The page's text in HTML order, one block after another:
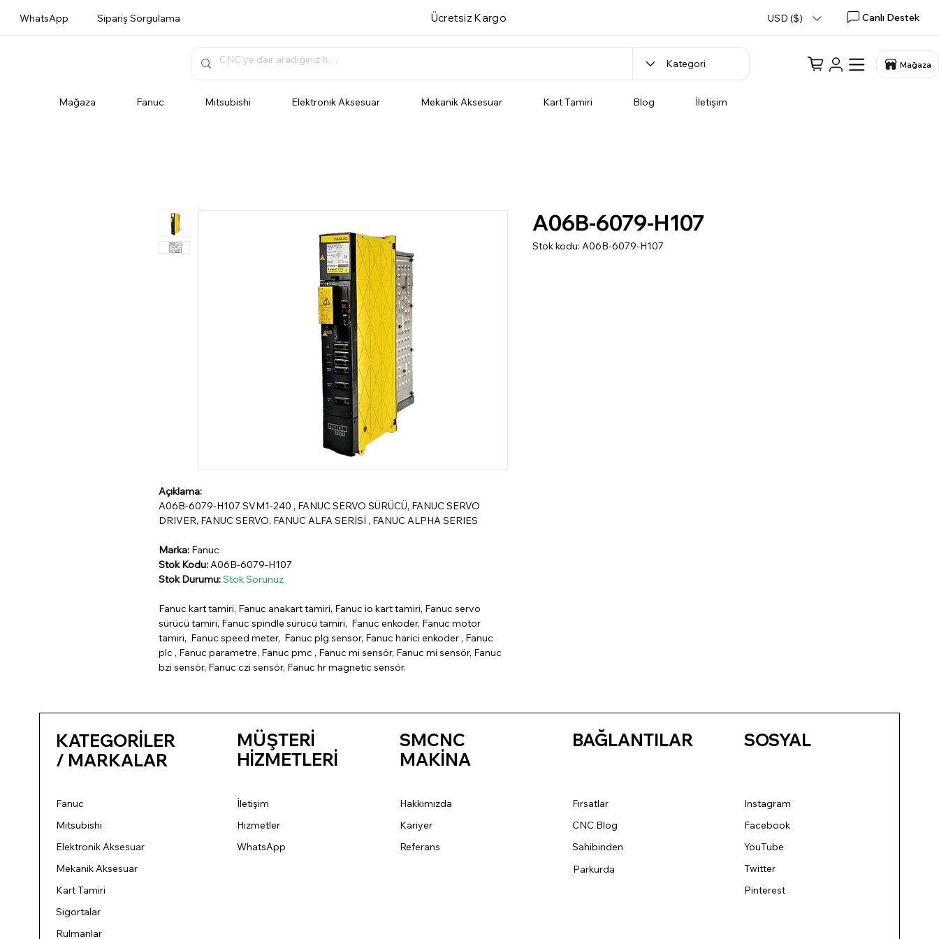
WhatsApp Sipariş Sorgulama Ücretsiz Kargo USD ($) Canlı Destek
Mağaza
Mağaza Fanuc Mitsubishi Elektronik Aksesuar Mekanik Aksesuar Kart Tamiri Blog İletişim
Açıklama:
A06B-6079-H107 SVM1-240 , FANUC SERVO SÜRÜCÜ, FANUC SERVO
DRIVER, FANUC SERVO, FANUC ALFA SERİSİ , FANUC ALPHA SERIES
Marka: Fanuc
Stok Kodu:A06B-6079-H107
Stok Durumu:Stok Sorunuz
Fanuc kart tamiri, Fanuc anakart tamiri, Fanuc io kart tamiri, Fanuc servo
sürücü tamiri, Fanuc spindle sürücü tamiri, Fanuc enkoder, Fanuc motor
tamiri, Fanuc speed meter, Fanuc plg sensor, Fanuc harici enkoder , Fanuc
plc , Fanuc parametre, Fanuc pmc , Fanuc mi sensör, Fanuc mi sensör, Fanuc
bzi sensör, Fanuc czi sensör, Fanuc hr magnetic sensör.
A06B-6079-H107
Stok kodu: A06B-6079-H107
KATEGORİLER
/ MARKALAR
Fanuc
Mitsubishi
Elektronik Aksesuar
Mekanik Aksesuar
Kart Tamiri
Sigortalar
Rulmanlar
MÜŞTERİ
HİZMETLERİ
İletişim
Hizmetler
WhatsApp
SMCNC
MAKİNA
Hakkımızda
Kariyer
Referans
BAĞLANTILAR
Fırsatlar
CNC Blog
Sahibinden
Parkurda
SOSYAL
Instagram
Facebook
YouTube
Twitter
Pinterest